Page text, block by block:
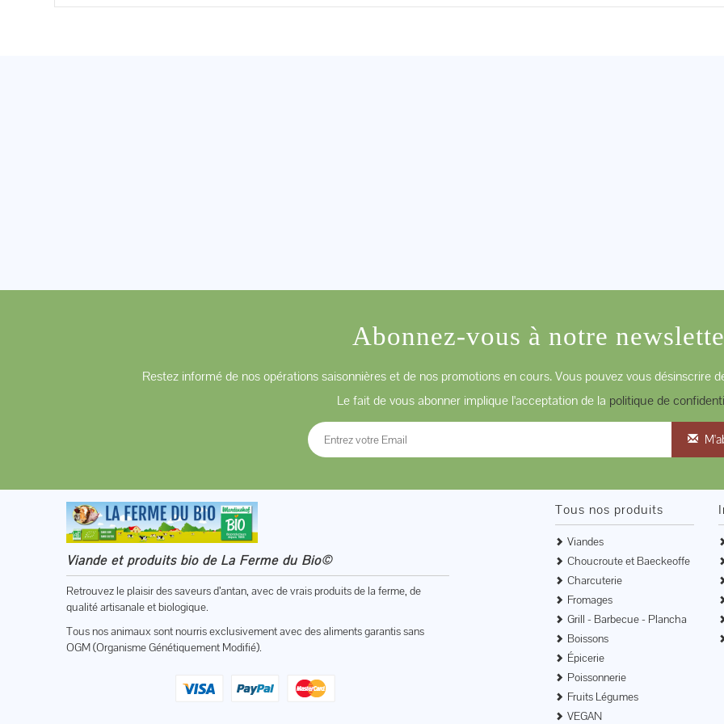
Abonnez-vous à notre
Restez informé de nos opérations saisonnières et de nos promotions en cours. Vous pouvez vous
Le fait de vous abonner implique l'acceptation de la politique de
Viande et produits bio de La Ferme du Bio©
Retrouvez le plaisir des saveurs d’antan, avec de vrais produits de la ferme, de
qualité artisanale et biologique.
Tous nos animaux sont nourris exclusivement avec des aliments garantis sans
OGM (Organisme Génétiquement Modifié).
Tous nos produits
Viandes
Choucroute et Baeckeoffe
Charcuterie
Fromages
Grill - Barbecue - Plancha
Boissons
Épicerie
Poissonnerie
Fruits Légumes
VEGAN